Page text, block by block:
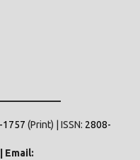
1757 (Print) | ISSN: 2808-
Email: